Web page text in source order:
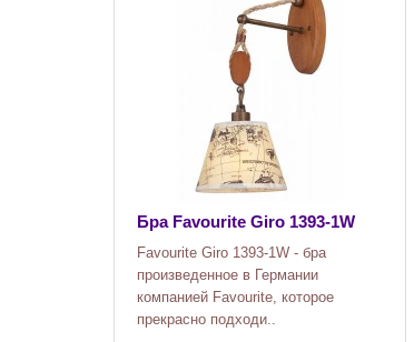
Бра Favourite Giro 1393-1W
Favourite Giro 1393-1W - бра
произведенное в Германии
компанией Favourite, которое
прекрасно подходи..